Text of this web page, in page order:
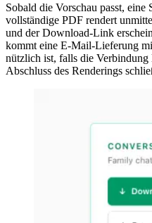
Sobald die Vorschau passt,
vollständige PDF rendert
und der Download-Link
kommt eine E-Mail-Lieferung
nützlich ist, falls die
Abschluss des Renderings